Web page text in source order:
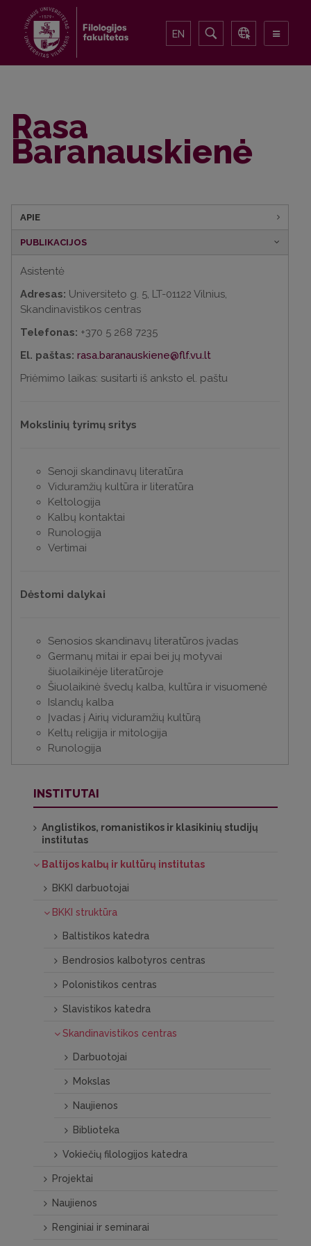
EN
Rasa
Baranauskienė
APIE
PUBLIKACIJOS
Asistentė
Adresas: Universiteto g. 5, LT-01122 Vilnius,
Skandinavistikos centras
Telefonas: +370 5 268 7235
El. paštas: rasa.baranauskiene@flf.vu.lt
Priėmimo laikas: susitarti iš anksto el. paštu
Mokslinių tyrimų sritys
Senoji skandinavų literatūra
Viduramžių kultūra ir literatūra
Keltologija
Kalbų kontaktai
Runologija
Vertimai
Dėstomi dalykai
Senosios skandinavų literatūros įvadas
Germanų mitai ir epai bei jų motyvai
šiuolaikinėje literatūroje
Šiuolaikinė švedų kalba, kultūra ir visuomenė
Islandų kalba
Įvadas į Airių viduramžių kultūrą
Keltų religija ir mitologija
Runologija
INSTITUTAI
Anglistikos, romanistikos ir klasikinių studijų
institutas
Baltijos kalbų ir kultūrų institutas
BKKI darbuotojai
BKKI struktūra
Baltistikos katedra
Bendrosios kalbotyros centras
Polonistikos centras
Slavistikos katedra
Skandinavistikos centras
Darbuotojai
Mokslas
Naujienos
Biblioteka
Vokiečių filologijos katedra
Projektai
Naujienos
Renginiai ir seminarai